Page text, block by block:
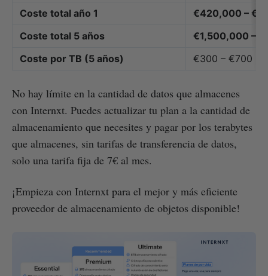
Coste total año 1
€420,000 –
Coste total 5 años
€1,500,000 –
Coste por TB (5 años)
€300 – €700
No hay límite en la cantidad de datos que almacenes
con Internxt. Puedes actualizar tu plan a la cantidad de
almacenamiento que necesites y pagar por los terabytes
que almacenes, sin tarifas de transferencia de datos,
solo una tarifa fija de 7€ al mes.
¡Empieza con Internxt para el mejor y más eficiente
proveedor de almacenamiento de objetos disponible!